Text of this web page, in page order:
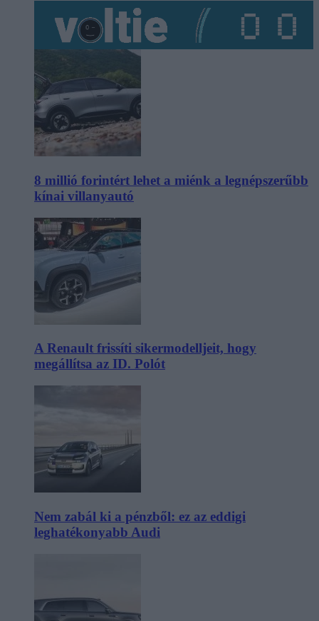
8 millió forintért lehet a miénk a legnépszerűbb
kínai villanyautó
A Renault frissíti sikermodelljeit, hogy
megállítsa az ID. Polót
Nem zabál ki a pénzből: ez az eddigi
leghatékonyabb Audi